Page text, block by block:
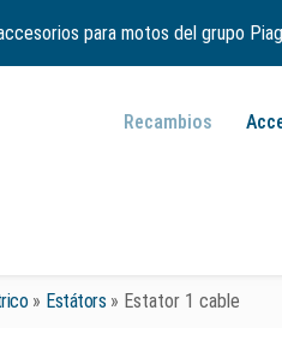
para motos del grupo
Recambios
» Estátors » Estator 1 cable